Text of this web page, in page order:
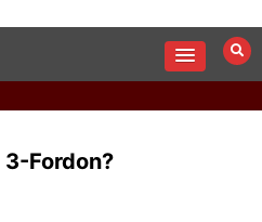
3-Fordon?